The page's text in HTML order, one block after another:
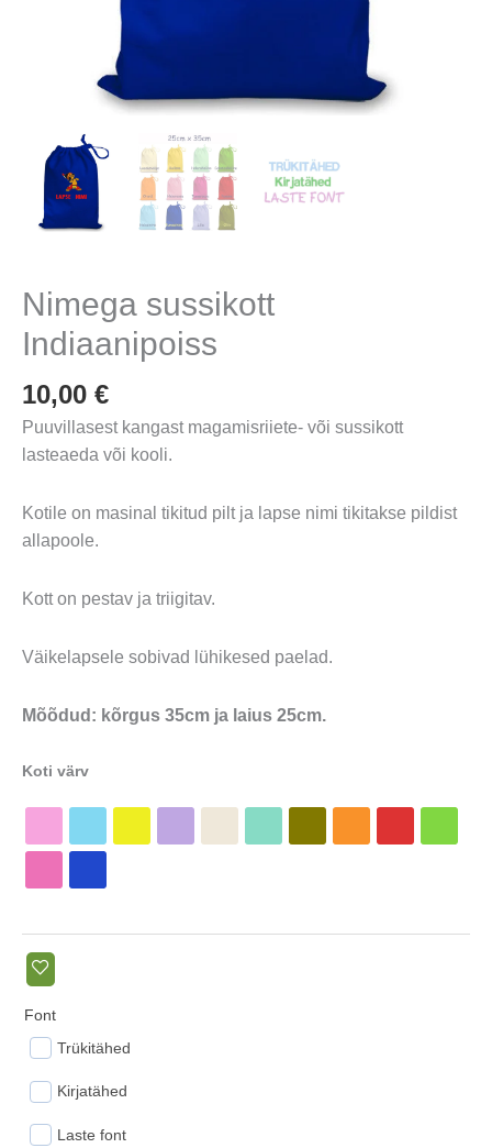
Nimega sussikott
Indiaanipoiss
10,00 €
Puuvillasest kangast magamisriiete- või sussikott
lasteaeda või kooli.
Kotile on masinal tikitud pilt ja lapse nimi tikitakse pildist
allapoole.
Kott on pestav ja triigitav.
Väikelapsele sobivad lühikesed paelad.
Mõõdud: kõrgus 35cm ja laius 25cm.
Koti värv
Font
Trükitähed
Kirjatähed
Laste font